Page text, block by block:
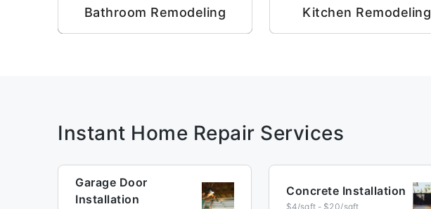
Bathroom Remodeling Kitchen Remodeling
Instant Home Repair Services
Garage Door
Installation
Concrete Installation
$4/sqft - $20/sqft